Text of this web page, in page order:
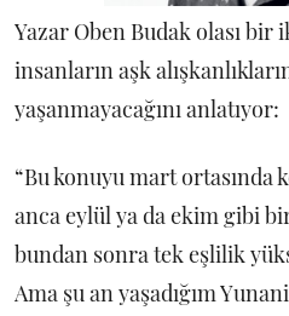
Yazar Oben Budak olası bir
insanların aşk
yaşanmayacağını anlatıyor:
“Bu konuyu mart ortasında
anca eylül ya da ekim gibi
bundan sonra tek eşlilik
Ama şu an yaşadığım